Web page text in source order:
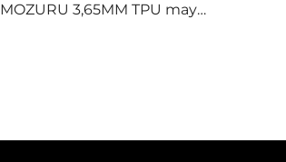
MOZURU 3,65MM TPU may